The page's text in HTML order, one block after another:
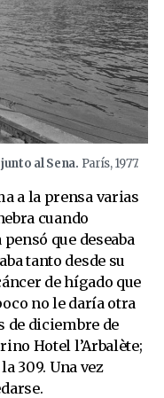
al Sena. París, 1977.
a la prensa varias
cuando
que deseaba
tanto desde su
de hígado que
no le daría otra
de diciembre de
Hotel l’Arbalète;
309. Una vez